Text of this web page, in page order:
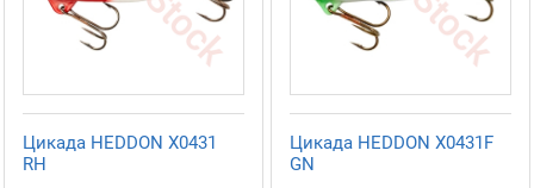
Цикада HEDDON X0431
RH
Цикада HEDDON X0431F
GN